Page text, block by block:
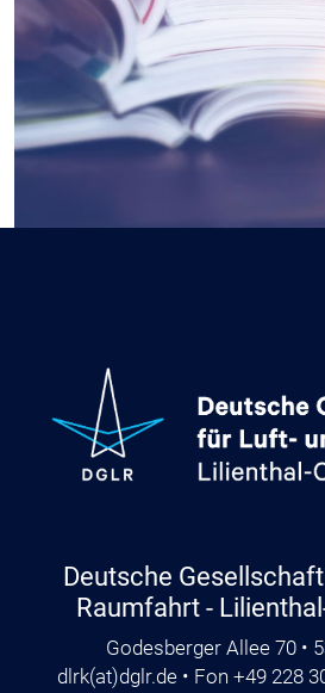
Deutsche
Raumfahrt -
Godesberger Allee 70 •
dlrk(at)dglr.de • Fon +49 228